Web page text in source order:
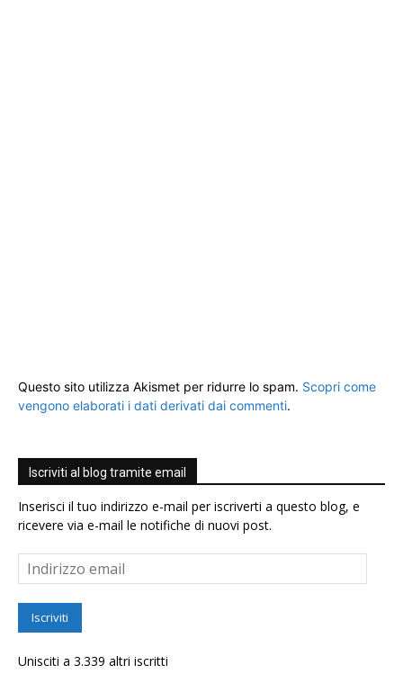
Questo sito utilizza Akismet per ridurre lo spam. Scopri come
vengono elaborati i dati derivati dai commenti.
Iscriviti al blog tramite email
Inserisci il tuo indirizzo e-mail per iscriverti a questo blog, e
ricevere via e-mail le notifiche di nuovi post.
Indirizzo
email
Iscriviti
Unisciti a 3.339 altri iscritti